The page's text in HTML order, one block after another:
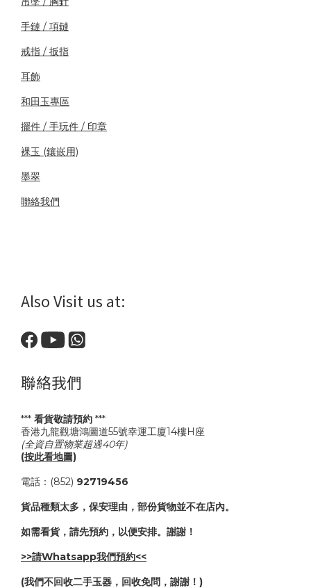
手鏈 / 項鏈
戒指 / 扳指
耳飾
和田玉專區
擺件 / 手玩件 / 印章
裸玉 (鑲嵌用)
墨翠
聯絡我們
Also Visit us at:
聯絡我們
*** 看貨敬請預約 ***
香港九龍觀塘鴻圖道55號幸運工廈14樓H座
(全資自置物業超過40年)
(按此看地圖)
電話：(852) 92719456
貨品種類太多，保安理由，部份貨物並不在店內。
如需看貨，請先預約，以便安排。謝謝！
>>請Whatsapp我們預約<<
(我們不回收二手玉器，回收免問，謝謝！)